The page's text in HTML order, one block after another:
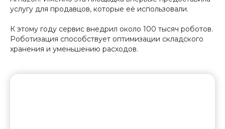
услугу для продавцов, которые её использовали.
К этому году сервис внедрил около 100 тысяч роботов.
Роботизация способствует оптимизации складского
хранения и уменьшению расходов.